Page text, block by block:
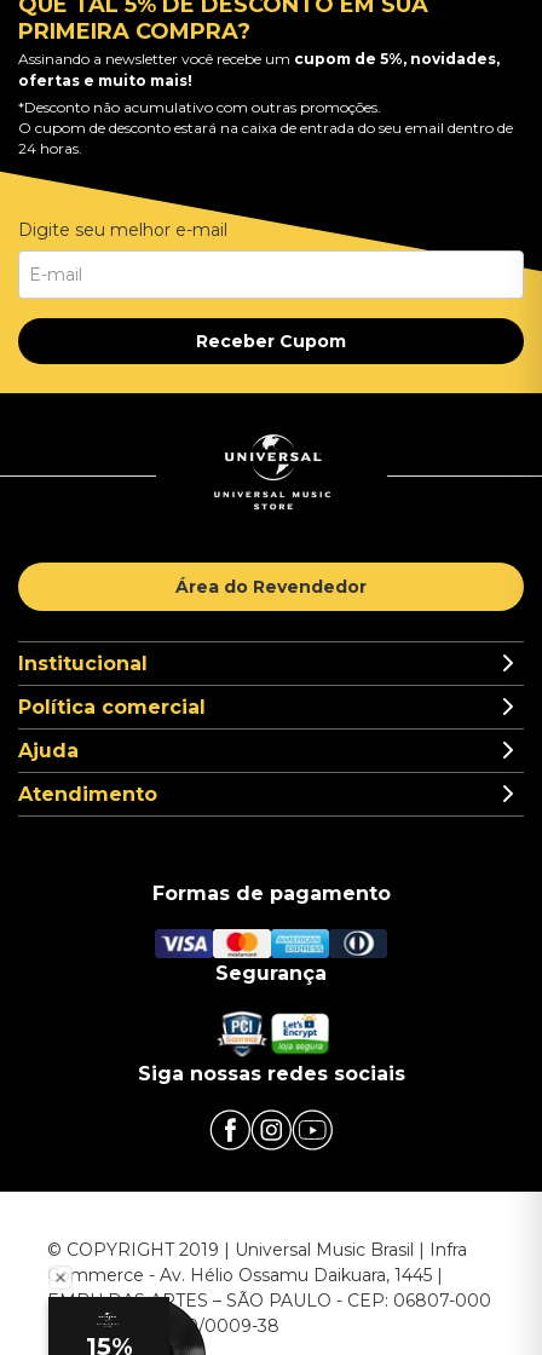
PRIMEIRA COMPRA?
Assinando a newsletter você recebe um cupom de 5%, novidades,
ofertas e muito mais!
*Desconto não acumulativo com outras promoções.
O cupom de desconto estará na caixa de entrada do seu email dentro de
24 horas.
Digite seu melhor e-mail
Receber Cupom
Área do Revendedor
Institucional
Política comercial
Ajuda
Atendimento
Formas de pagamento
Segurança
Siga nossas redes sociais
© COPYRIGHT 2019 | Universal Music Brasil | Infra
Commerce - Av. Hélio Ossamu Daikuara, 1445 |
EMBU DAS ARTES – SÃO PAULO - CEP: 06807-000
CNPJ: 00.952.789/0009-38